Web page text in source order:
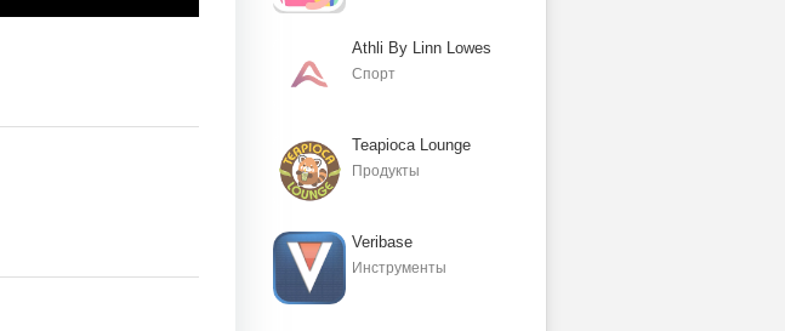
Athli By Linn Lowes
Спорт
Teapioca Lounge
Продукты
Veribase
Инструменты